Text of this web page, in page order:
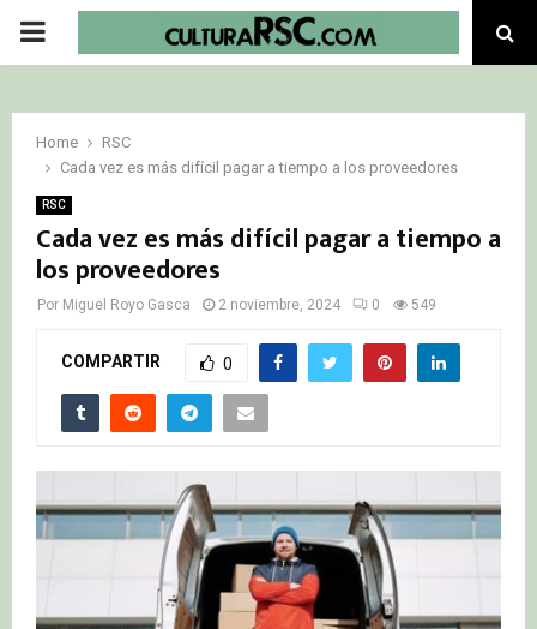
PRIMARY
Home
RSC
Cada vez es más difícil pagar a tiempo a los proveedores
RSC
Cada vez es más difícil pagar a tiempo a
los proveedores
Por Miguel Royo Gasca 2 noviembre, 2024 0 549
COMPARTIR 0